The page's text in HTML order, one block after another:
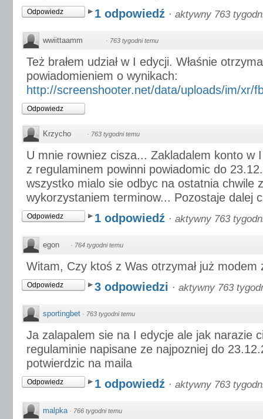
Odpowiedz 1 odpowiedź · aktywny 763
wwiittaamm · 763 tygodni temu
Też brałem udział w I edycji. Właśnie
powiadomieniem o wynikach:
http://screenshooter.net/data/uploads/im/xr/
Odpowiedz
Krzycho · 763 tygodni temu
U mnie rowniez cisza... Zakladalem konto w
z regulaminem powinni powiadomic do
wszystko mialo sie odbyc na ostatnia chwile
wykorzystaniem terminow... Pozostaje dalej
Odpowiedz 1 odpowiedź · aktywny 763
egon · 764 tygodni temu
Witam, Czy ktoś z Was otrzymał już modem
Odpowiedz 3 odpowiedzi · aktywny 763
sportingbet · 763 tygodni temu
Ja zalapalem sie na I edycje ale jak narazie
regulaminie napisane ze najpozniej do
potwierdzic na maila
Odpowiedz 1 odpowiedź · aktywny 763
malpka · 766 tygodni temu